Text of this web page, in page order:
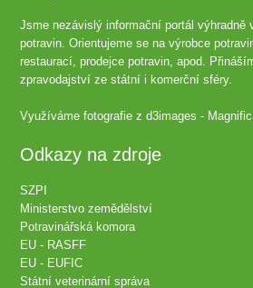
Jsme nezávislý informační portál výhradně
potravin. Orientujeme se na výrobce
restaurací, prodejce potravin, apod.
zpravodajství ze státní i komerční sféry.
Využíváme fotografie zd3images -
Odkazy na zdroje
SZPI
Ministerstvo zemědělství
Potravinářská komora
EU - RASFF
EU - EUFIC
Státní veterinární správa